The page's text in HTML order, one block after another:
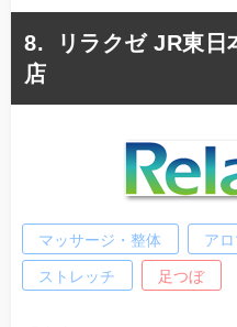
リラクゼ JR東日
店
マッサージ・整体 ア
ストレッチ 足つぼ